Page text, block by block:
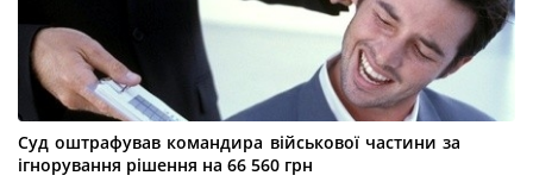
Суд оштрафував командира військової частини за
ігнорування рішення на 66 560 грн